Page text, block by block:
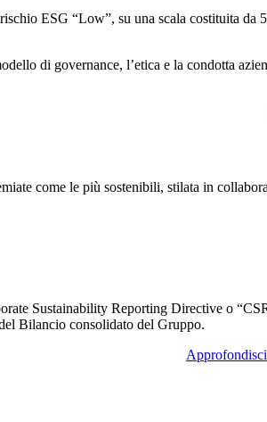
ESG “Low”, su una scala costituita
di governance, l’etica e la condotta
come le più sostenibili, stilata in
Sustainability Reporting Directive o
Bilancio consolidato del Gruppo.